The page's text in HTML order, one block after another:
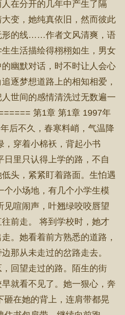
在分开的几年中产生了隔
变，她纯真依旧，然而彼此
形的线……作者文风清爽，语
生活描绘得栩栩如生，男女
幽默对话，时不时让人会心
逐梦想道路上的相知相爱，
世间的感情清洗过无数遍一
第1章 第1章 1997年
后不久，春寒料峭，气温降
，穿着小棉袄，背起小书
日里只认得上学的路，不自
头，紧紧盯着路面。生怕遇
个小场地，有几个小学生模
见喧闹声，叶翘绿咬咬唇望
前走。 将到学校时，她才
。她看着前方熟悉的道路，
那从未走过的岔路走去。
回望走过的路。陌生的街
就看不见了。她一狠心，奔
砸在她的背上，连肩带都晃